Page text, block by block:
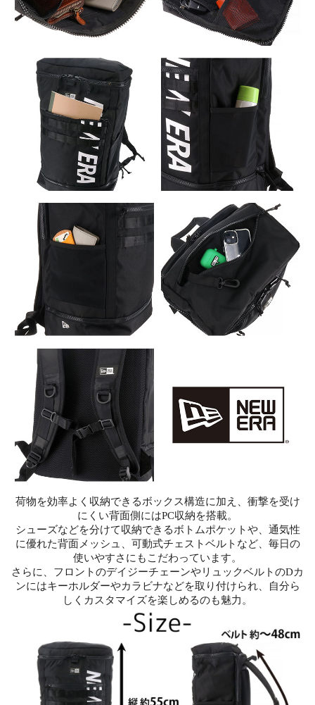
荷物を効率よく収納できるボックス構造に加え、衝撃を受け
にくい背面側にはPC収納を搭載。
シューズなどを分けて収納できるボトムポケットや、通気性
に優れた背面メッシュ、可動式チェストベルトなど、毎日の
使いやすさにもこだわっています。
さらに、フロントのデイジーチェーンやリュックベルトのDカ
ンにはキーホルダーやカラビナなどを取り付けられ、自分ら
しくカスタマイズを楽しめるのも魅力。